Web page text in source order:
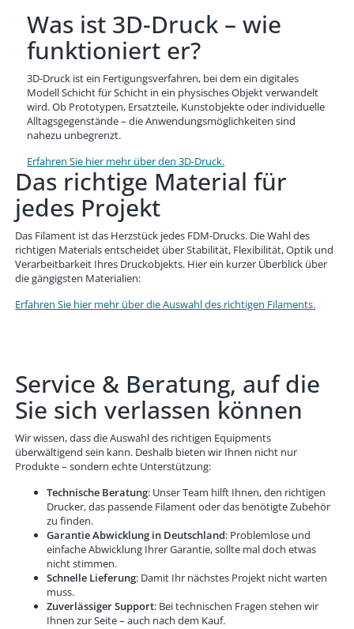
Was ist 3D-Druck – wie
funktioniert er?
3D-Druck ist ein Fertigungsverfahren, bei dem ein digitales
Modell Schicht für Schicht in ein physisches Objekt verwandelt
wird. Ob Prototypen, Ersatzteile, Kunstobjekte oder individuelle
Alltagsgegenstände – die Anwendungsmöglichkeiten sind
nahezu unbegrenzt.
Erfahren Sie hier mehr über den 3D-Druck.
Das richtige Material für
jedes Projekt
Das Filament ist das Herzstück jedes FDM-Drucks. Die Wahl des
richtigen Materials entscheidet über Stabilität, Flexibilität, Optik und
Verarbeitbarkeit Ihres Druckobjekts. Hier ein kurzer Überblick über
die gängigsten Materialien:
Erfahren Sie hier mehr über die Auswahl des richtigen Filaments.
Service & Beratung, auf die
Sie sich verlassen können
Wir wissen, dass die Auswahl des richtigen Equipments
überwältigend sein kann. Deshalb bieten wir Ihnen nicht nur
Produkte – sondern echte Unterstützung:
Technische Beratung: Unser Team hilft Ihnen, den richtigen
Drucker, das passende Filament oder das benötigte Zubehör
zu finden.
Garantie Abwicklung in Deutschland: Problemlose und
einfache Abwicklung Ihrer Garantie, sollte mal doch etwas
nicht stimmen.
Schnelle Lieferung: Damit Ihr nächstes Projekt nicht warten
muss.
Zuverlässiger Support: Bei technischen Fragen stehen wir
Ihnen zur Seite – auch nach dem Kauf.